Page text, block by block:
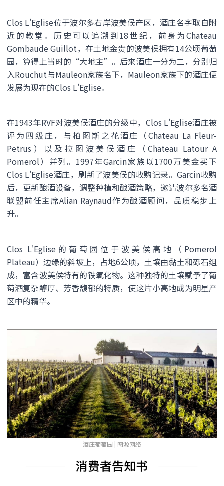
Clos L'Eglise位于波尔多右岸波美侯产区，酒庄名字取自附
近的教堂。历史可以追溯到18世纪，前身为Chateau
Gombaude Guillot，在土地金贵的波美侯拥有14公顷葡萄
园，算得上当时的“大地主”。后来酒庄一分为二，分别归
入Rouchut与Mauleon家族名下，Mauleon家族下的酒庄便
发展为现在的Clos L'Eglise。
在1943年RVF对波美侯酒庄的分级中，Clos L'Eglise酒庄被
评为四级庄，与柏图斯之花酒庄（Chateau La Fleur-
Petrus）以及拉图波美侯酒庄（Chateau Latour A
Pomerol）并列。1997年Garcin家族以1700万美金买下
Clos L'Eglise酒庄，刷新了波美侯的收购记录。Garcin收购
后，更新酿酒设备，调整种植和酿酒策略，邀请波尔多名酒
联盟前任主席Alian Raynaud作为酿酒顾问，品质稳步上
升。
Clos L'Eglise的葡萄园位于波美侯高地（Pomerol
Plateau）边缘的斜坡上，占地6公顷，土壤由黏土和砾石组
成，富含波美侯特有的铁氧化物。这种独特的土壤赋予了葡
萄酒复杂醇厚、芳香馥郁的特质，使这片小高地成为明星产
区中的精华。
酒庄葡萄园 | 图源网络